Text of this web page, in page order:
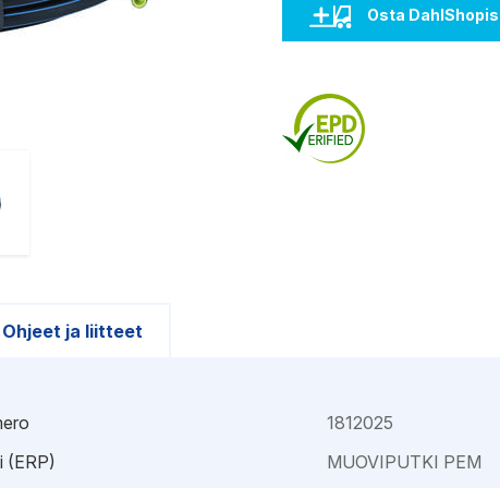
Kajaani
Oulu-Välivainio
Pori
Osta
Ohjeet ja liitteet
1812025
(ERP)
MUOVIPUTKI PEM